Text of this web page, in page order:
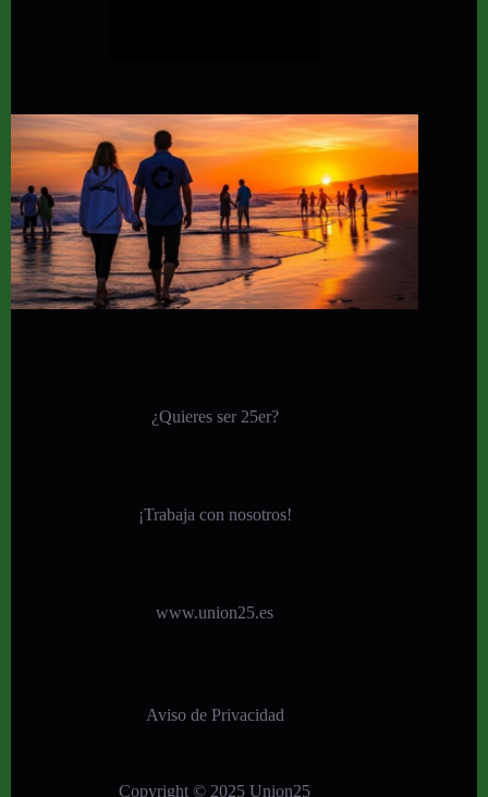
¿Quieres ser 25er?
¡Trabaja con nosotros!
www.union25.es
Aviso de Privacidad
Copyright © 2025 Union25